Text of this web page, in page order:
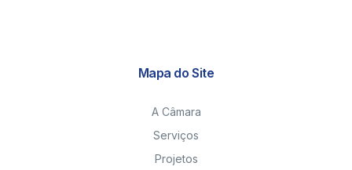
Mapa do Site
A Câmara
Serviços
Projetos